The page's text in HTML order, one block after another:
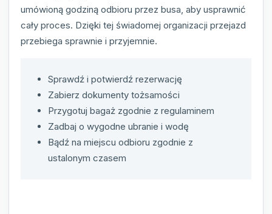
umówioną godziną odbioru przez busa, aby usprawnić
cały proces. Dzięki tej świadomej organizacji przejazd
przebiega sprawnie i przyjemnie.
Sprawdź i potwierdź rezerwację
Zabierz dokumenty tożsamości
Przygotuj bagaż zgodnie z regulaminem
Zadbaj o wygodne ubranie i wodę
Bądź na miejscu odbioru zgodnie z
ustalonym czasem